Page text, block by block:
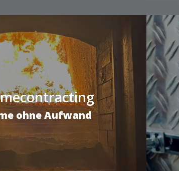
ohne Aufwand